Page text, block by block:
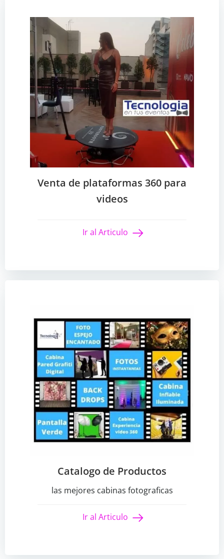
Venta de plataformas 360 para
videos
Ir al Articulo
Catalogo de Productos
las mejores cabinas fotograficas
Ir al Articulo